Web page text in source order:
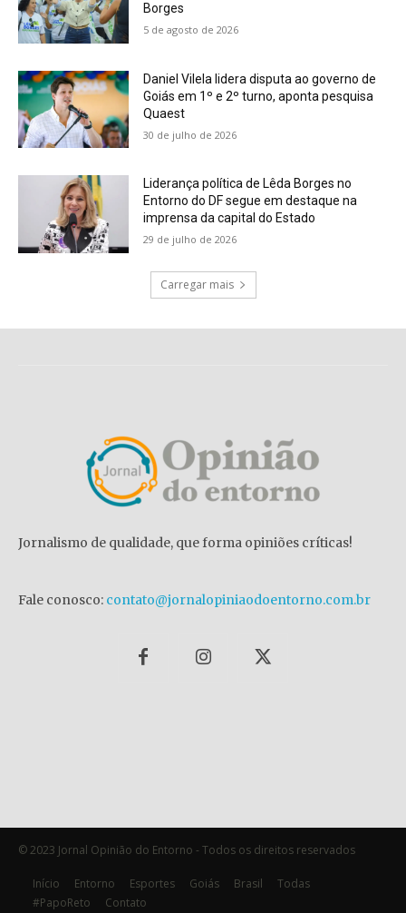
Borges
5 de agosto de 2026
Daniel Vilela lidera disputa ao governo de
Goiás em 1º e 2º turno, aponta pesquisa
Quaest
30 de julho de 2026
Liderança política de Lêda Borges no
Entorno do DF segue em destaque na
imprensa da capital do Estado
29 de julho de 2026
Carregar mais
Jornalismo de qualidade, que forma opiniões críticas!
Fale conosco: contato@jornalopiniaodoentorno.com.br
© 2023 Jornal Opinião do Entorno - Todos os direitos reservados
Início Entorno Esportes Goiás Brasil
Todas
#PapoReto
Contato